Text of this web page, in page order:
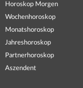
Horoskop Morgen
Wochenhoroskop
Monatshoroskop
Jahreshoroskop
Partnerhoroskop
Aszendent